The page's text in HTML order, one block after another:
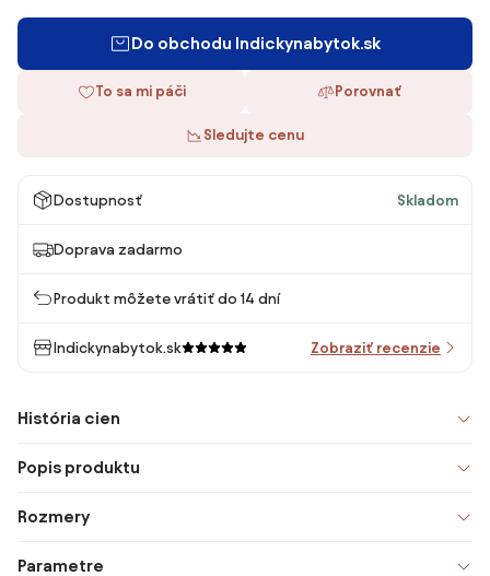
Do obchodu Indickynabytok.sk
To sa mi páči Porovnať
Sledujte cenu
Dostupnosť Skladom
Doprava zadarmo
Produkt môžete vrátiť do 14 dní
Indickynabytok.sk Zobraziť recenzie
História cien
Popis produktu
Rozmery
Parametre